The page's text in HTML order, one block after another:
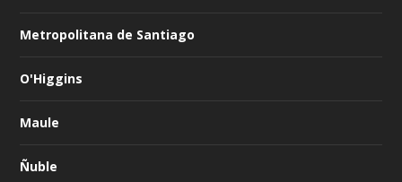
Metropolitana de Santiago
O'Higgins
Maule
Ñuble